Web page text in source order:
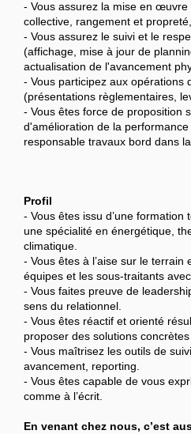
- Vous assurez la mise en
collective, rangement et propreté,
- Vous assurez le suivi et le
(affichage, mise à jour de
actualisation de l'avancement
- Vous participez aux opérations
(présentations règlementaires,
- Vous êtes force de proposition
d'amélioration de la
responsable travaux bord dans
Profil
- Vous êtes issu d’une
une spécialité en énergétique,
climatique.
- Vous êtes à l’aise sur le terrain
équipes et les sous-traitants
- Vous faites preuve de
sens du relationnel.
- Vous êtes réactif et orienté
proposer des solutions
- Vous maîtrisez les outils de
avancement, reporting.
- Vous êtes capable de vous
comme à l’écrit.
En venant chez nous, c’est